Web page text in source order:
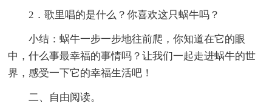
2．歌里唱的是什么？你喜欢这只蜗牛吗？
小结：蜗牛一步一步地往前爬，你知道在它的眼
中，什么事最幸福的事情吗？让我们一起走进蜗牛的世
界，感受一下它的幸福生活吧！
二、自由阅读。